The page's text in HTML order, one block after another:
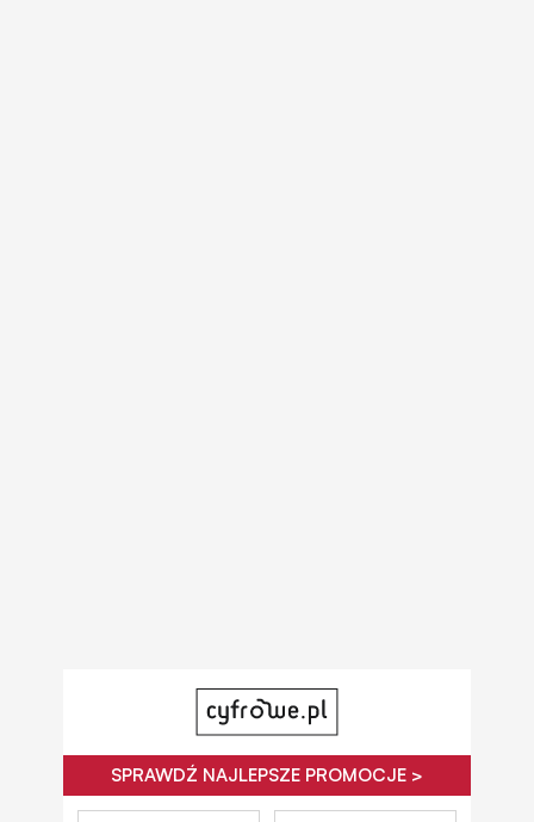
SPRAWDŹ NAJLEPSZE PROMOCJE >